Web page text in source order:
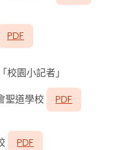
PDF
校園小記者」
聖道學校
PDF
PDF